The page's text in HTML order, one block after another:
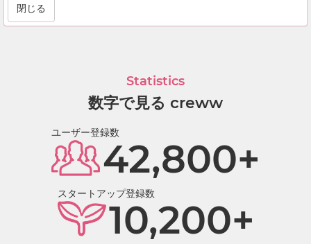
閉じる
Statistics
数字で見る creww
ユーザー登録数
42,800+
スタートアップ登録数
10,200+